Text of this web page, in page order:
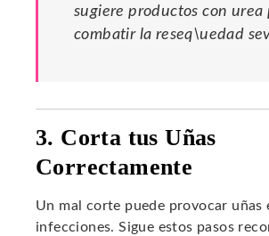
sugiere productos con urea
combatir la reseq\uedad
3. Corta tus Uñas
Correctamente
Un mal corte puede provocar uñas
infecciones. Sigue estos pasos